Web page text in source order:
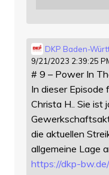
DKP Baden-
9/21/2023 2:39:25
# 9 – Power In
In dieser
Christa H.. Sie ist
die aktuellen
allgemeine Lage
https://dkp-